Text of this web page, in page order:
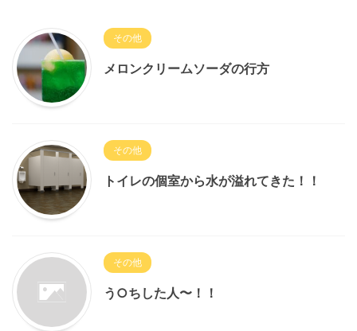
その他
メロンクリームソーダの行方
その他
トイレの個室から水が溢れてきた！！
その他
う○ちした人〜！！